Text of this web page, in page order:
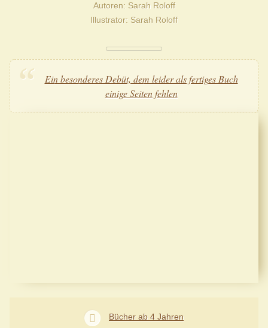
Autoren Sarah Roloff
Illustrator Sarah Roloff
Ein besonderes Debüt, dem leider als fertiges Buch
einige Seiten fehlen
Bücher ab 4 Jahren